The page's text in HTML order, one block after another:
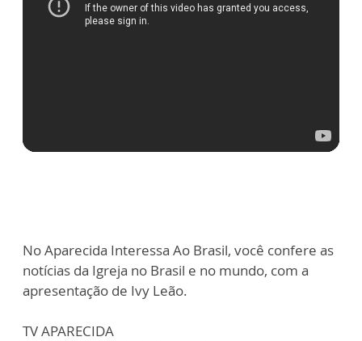
No Aparecida Interessa Ao Brasil, você confere as
notícias da Igreja no Brasil e no mundo, com a
apresentação de Ivy Leão.
TV APARECIDA